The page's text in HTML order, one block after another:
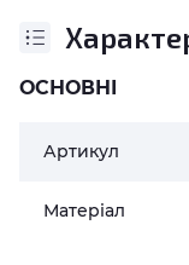
ОСНОВНІ
Артикул
Матеріал